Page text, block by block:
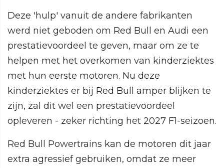
Deze 'hulp' vanuit de andere fabrikanten
werd niet geboden om Red Bull en Audi een
prestatievoordeel te geven, maar om ze te
helpen met het overkomen van kinderziektes
met hun eerste motoren. Nu deze
kinderziektes er bij Red Bull amper blijken te
zijn, zal dit wel een prestatievoordeel
opleveren - zeker richting het 2027 F1-seizoen.
Red Bull Powertrains kan de motoren dit jaar
extra agressief gebruiken, omdat ze meer